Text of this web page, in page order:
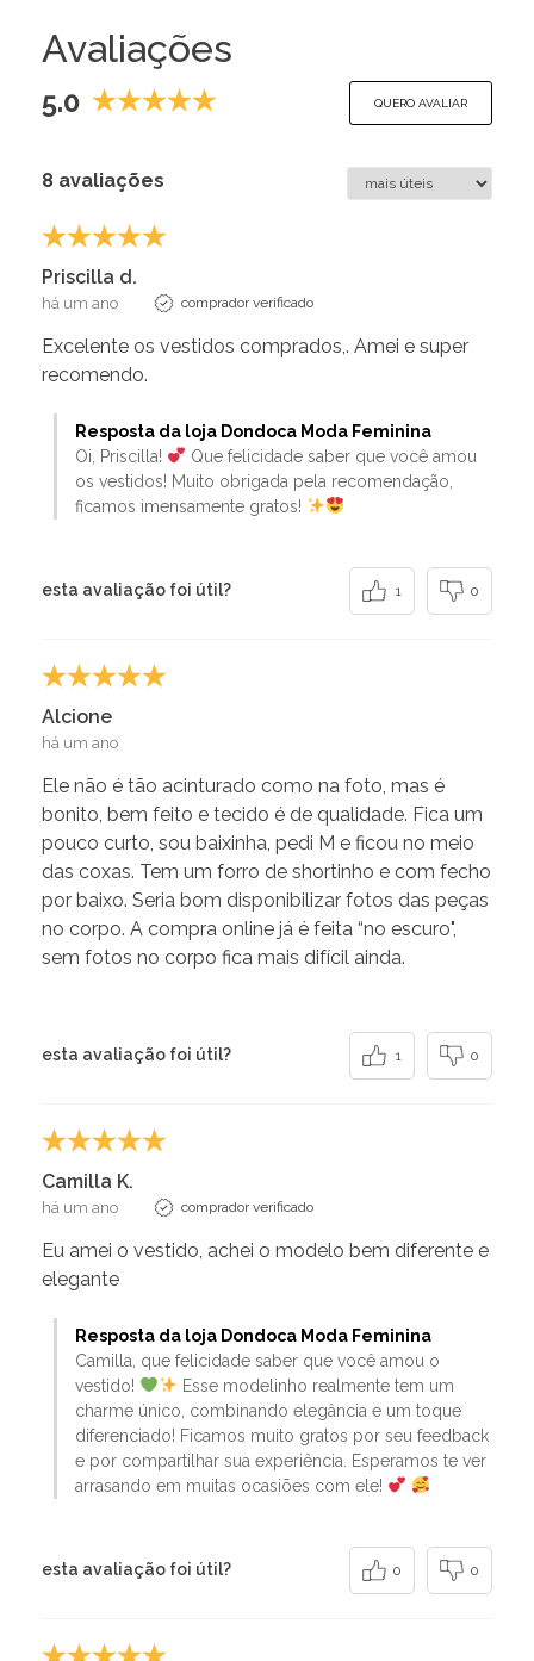
Avaliações
5.0 QUERO AVALIAR
8 avaliações
Priscilla d.
há um ano comprador verificado
Excelente os vestidos comprados,. Amei e super
recomendo.
Resposta da loja Dondoca Moda Feminina
Oi, Priscilla!
Que felicidade saber que você amou
os vestidos! Muito obrigada pela recomendação,
ficamos imensamente gratos!
esta avaliação foi útil? 1 0
Alcione
há um ano
Ele não é tão acinturado como na foto, mas é
bonito, bem feito e tecido é de qualidade. Fica um
pouco curto, sou baixinha, pedi M e ficou no meio
das coxas. Tem um forro de shortinho e com fecho
por baixo. Seria bom disponibilizar fotos das peças
no corpo. A compra online já é feita “no escuro",
sem fotos no corpo fica mais difícil ainda.
esta avaliação foi útil? 1 0
Camilla K.
há um ano comprador verificado
Eu amei o vestido, achei o modelo bem diferente e
elegante
Resposta da loja Dondoca Moda Feminina
Camilla, que felicidade saber que você amou o
vestido!
Esse modelinho realmente tem um
charme único, combinando elegância e um toque
diferenciado! Ficamos muito gratos por seu feedback
e por compartilhar sua experiência. Esperamos te ver
arrasando em muitas ocasiões com ele!
esta avaliação foi útil? 0 0